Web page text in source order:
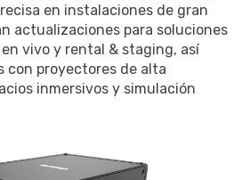
en instalaciones de gran
actualizaciones para soluciones
vivo y rental & staging, así
con proyectores de alta
inmersivos y simulación